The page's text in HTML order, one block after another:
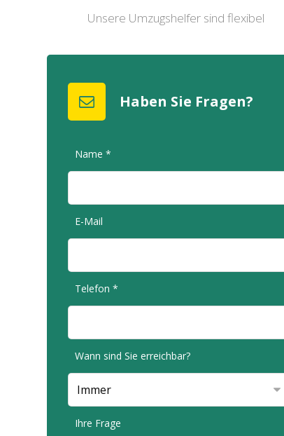
Unsere Umzugshelfer sind flexibel
Haben Sie Fragen?
Name *
E-Mail
Telefon *
Wann sind Sie erreichbar?
Ihre Frage